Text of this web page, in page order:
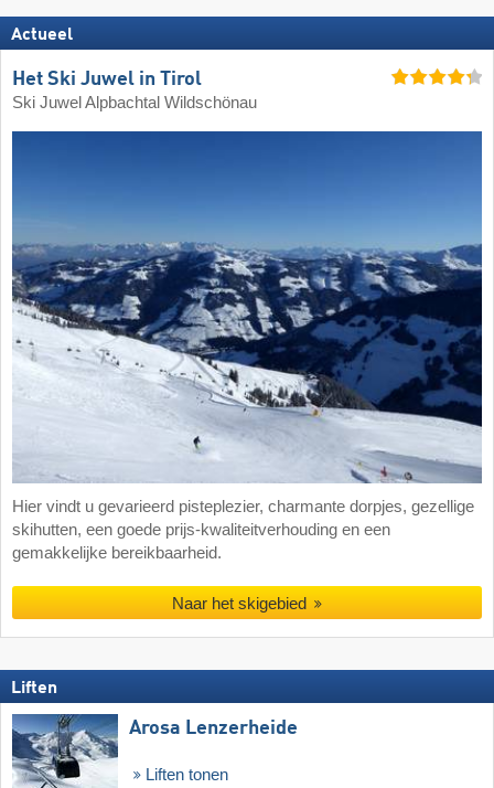
Actueel
Het Ski Juwel in Tirol
Ski Juwel Alpbachtal Wildschönau
Hier vindt u gevarieerd pisteplezier, charmante dorpjes, gezellige
skihutten, een goede prijs-kwaliteitverhouding en een
gemakkelijke bereikbaarheid.
Naar het skigebied
Liften
Arosa Lenzerheide
Liften tonen